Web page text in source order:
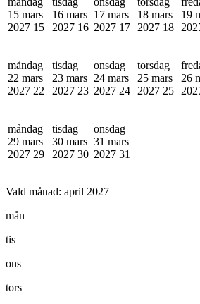
15 mars
2027 15
16 mars
2027 16
17 mars
2027 17
18 mars
2027 18
19
måndag
22 mars
2027 22
tisdag
23 mars
2027 23
onsdag
24 mars
2027 24
torsdag
25 mars
2027 25
26
måndag
29 mars
2027 29
tisdag
30 mars
2027 30
onsdag
31 mars
2027 31
Vald månad: april 2027
mån
tis
ons
tors